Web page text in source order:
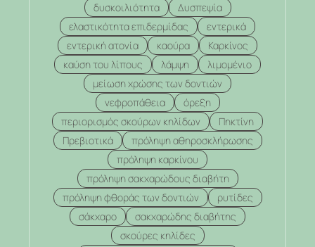
δυσκοιλιότητα
Δυσπεψία
ελαστικότητα επιδερμίδας
εντερικά
εντερική ατονία
καούρα
Καρκίνος
καύση του λίπους
λάμψη
λιμομένιο
μείωση χρώσης των δοντιών
νεφροπάθεια
όρεξη
περιορισμός σκούρων κηλίδων
Πηκτίνη
Πρεβιοτικά
πρόληψη αθηροσκλήρωσης
πρόληψη καρκίνου
πρόληψη σακχαρώδους διαβήτη
πρόληψη φθοράς των δοντιών
ρυτίδες
σάκχαρο
σακχαρώδης διαβήτης
σκούρες κηλίδες